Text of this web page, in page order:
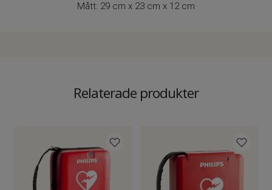
Mått: 29 cm x 23 cm x 12 cm
Relaterade produkter